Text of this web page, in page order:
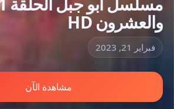
والعشرون HD
فبراير 21, 2023
مشاهدة الآن